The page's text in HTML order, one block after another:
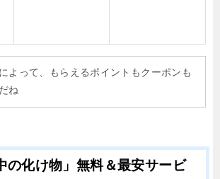
よって、もらえるポイントもクーポンも
ね
の化け物」無料＆最安サービ